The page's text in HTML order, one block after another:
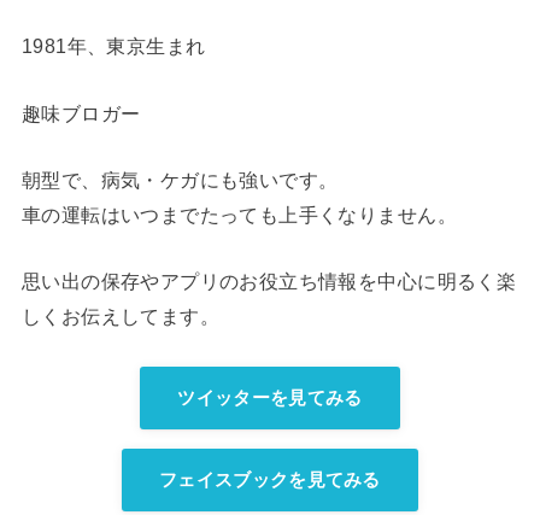
1981年、東京生まれ
趣味ブロガー
朝型で、病気・ケガにも強いです。
車の運転はいつまでたっても上手くなりません。
思い出の保存やアプリのお役立ち情報を中心に明るく楽
しくお伝えしてます。
ツイッターを見てみる
フェイスブックを見てみる